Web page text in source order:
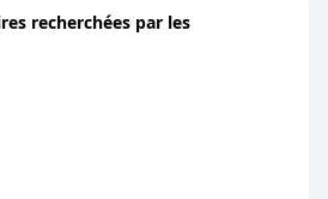
recherchées par les